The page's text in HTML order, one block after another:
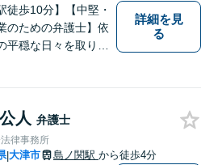
徒歩10分】【中堅・
のための弁護士】依
平穏な日々を取り戻
ード感のあるシーム
応を実現します。
詳細を見
る
人 弁護士
律事務所
|大津市 島ノ関駅 から徒歩4分